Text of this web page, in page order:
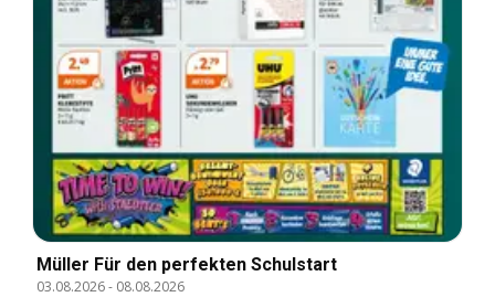
Müller Für den perfekten Schulstart
03.08.2026- 08.08.2026